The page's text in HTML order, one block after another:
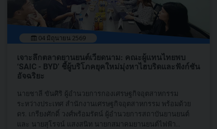
04 มิถุนายน 2569
เจาะลึกตลาดยานยนต์เวียดนาม: คณะผู้แทนไทยพบ
‘SAIC - BYD’ ชี้ผู้บริโภคยุคใหม่มุ่งหาไฮบริดและฟังก์ชัน
อัจฉริยะ
นายชาลี ขันศิริ ผู้อำนวยการกองเศรษฐกิจอุตสาหกรรม
ระหว่างประเทศ สำนักงานเศรษฐกิจอุตสาหกรรม พร้อมด้วย
ดร. เกรียงศักดิ์ วงศ์พร้อมรัตน์ ผู้อำนวยการสถาบันยานยนต์
และ นายสุโรจน์ แสงสนิท นายกสมาคมยานยนต์ไฟฟ้า...